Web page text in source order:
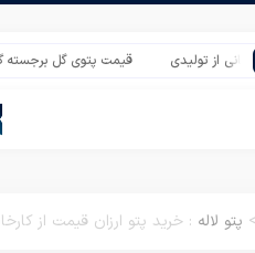
قیمت پتوی گل برجسته گلبافت دو
> پتو لاله : خرید پتو ارزان قیمت از